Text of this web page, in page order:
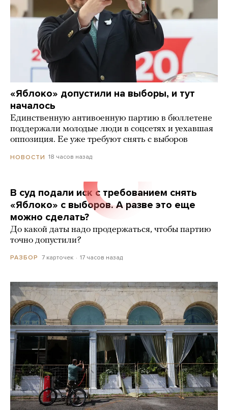
«Яблоко» допустили на выборы, и тут
началось
Единственную антивоенную партию в бюллетене
поддержали молодые люди в соцсетях и уехавшая
оппозиция. Ее уже требуют снять с выборов
НОВОСТИ 18 часов назад
В суд подали иск с требованием снять
«Яблоко» с выборов. А разве это еще
можно сделать?
До какой даты надо продержаться, чтобы партию
точно допустили?
РАЗБОР 7 карточек 17 часов назад